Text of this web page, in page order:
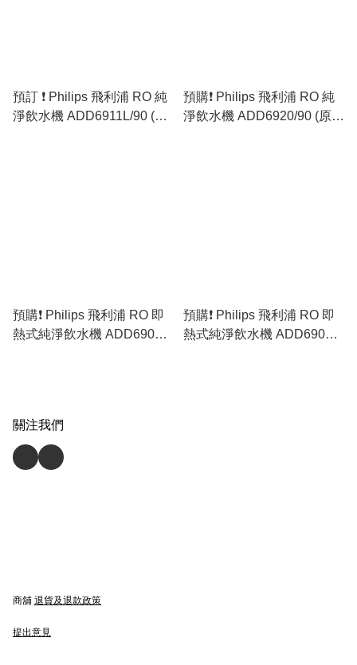
預訂 ❗ Philips 飛利浦 RO 純
淨飲水機 ADD6911L/90 (香
預購❗️ Philips 飛利浦 RO 純
淨飲水機 ADD6920/90 (原裝
預購❗️ Philips 飛利浦 RO 即
熱式純淨飲水機 ADD6902
預購❗️ Philips 飛利浦 RO 即
熱式純淨飲水機 ADD6901H
關注我們
商舖 退貨及退款政策
提出意見